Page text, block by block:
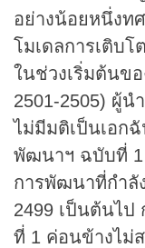
อย่างน้อยหนึ่งท
โมเดลการเติบ
ในช่วงเริ่มต้นข
2501-2505) ผู้
ไม่มีมติเป็นเอก
พัฒนาฯ ฉบับที่ 1
การพัฒนาที่กำ
2499 เป็นต้นไป
ที่ 1 ค่อนข้างไม่